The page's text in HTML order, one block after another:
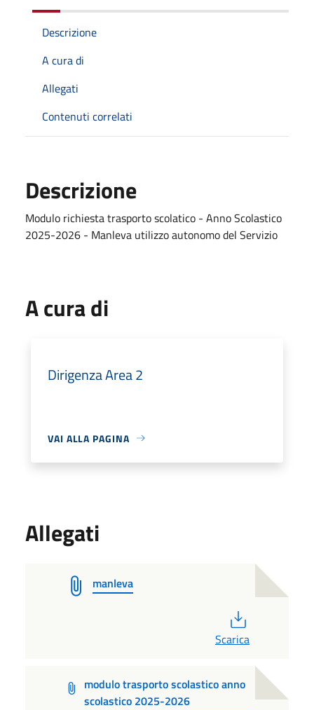
Descrizione
A cura di
Allegati
Contenuti correlati
Descrizione
Modulo richiesta trasporto scolatico - Anno Scolastico
2025-2026 - Manleva utilizzo autonomo del Servizio
A cura di
Dirigenza Area 2
VAI ALLA PAGINA
Allegati
manleva
Scarica
modulo trasporto scolastico anno
scolastico 2025-2026